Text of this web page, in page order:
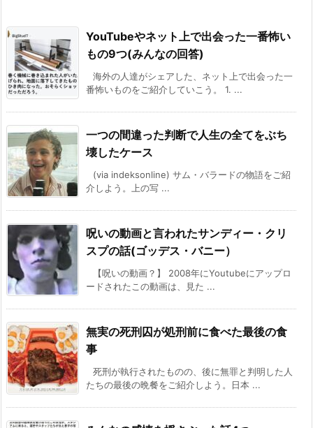
YouTubeやネット上で出会った一番怖い
もの9つ(みんなの回答)
海外の人達がシェアした、ネット上で出会った一
番怖いものをご紹介していこう。 1. ...
一つの間違った判断で人生の全てをぶち
壊したケース
(via indeksonline) サム・バラードの物語をご紹
介しよう。上の写 ...
呪いの動画と言われたサンディー・クリ
スプの話(ゴッデス・バニー）
【呪いの動画？】 2008年にYoutubeにアップロ
ードされたこの動画は、見た ...
無実の死刑囚が処刑前に食べた最後の食
事
死刑が執行されたものの、後に無罪と判明した人
たちの最後の晩餐をご紹介しよう。日本 ...